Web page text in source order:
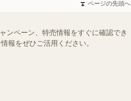
ページの先頭へ
ンペーン、特売情報をすぐに確認でき
報をぜひご活用ください。